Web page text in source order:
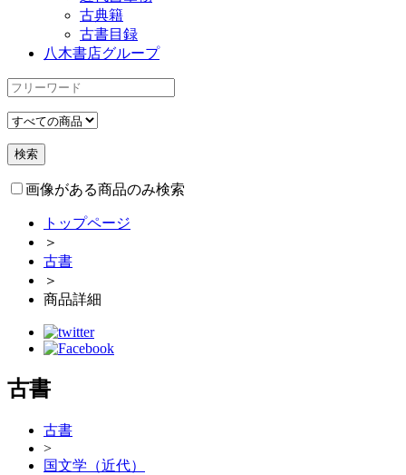
古典籍
古書目録
八木書店グループ
画像がある商品のみ検索
トップページ
＞
古書
＞
商品詳細
古書
古書
>
国文学（近代）